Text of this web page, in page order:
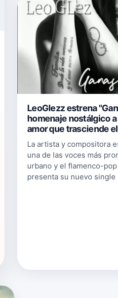
LeoGlezz estrena
homenaje nostálgico a
amor que trasciende
La artista y compositora
una de las voces más
urbano y el flamenco-
presenta su nuevo single